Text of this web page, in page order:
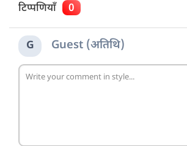
टिप्पणियाँ 0
G Guest (अतिथि)